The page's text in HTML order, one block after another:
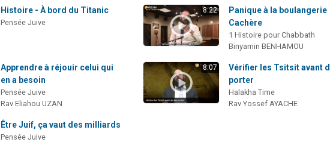
Histoire - À bord du Titanic
Pensée Juive
8:22
Panique à la boulangerie
Cachère
1 Histoire pour Chabbath
Binyamin BENHAMOU
Apprendre à réjouir celui qui
en a besoin
Pensée Juive
Rav Eliahou UZAN
8:07
Vérifier les Tsitsit avant
porter
Halakha Time
Rav Yossef AYACHE
Être Juif, ça vaut des milliards
Pensée Juive